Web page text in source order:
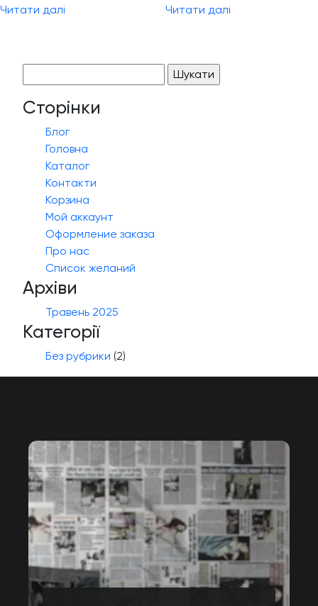
Читати далі Читати далі
Сторінки
Блог
Головна
Каталог
Контакти
Корзина
Мой аккаунт
Оформление заказа
Про нас
Список желаний
Архіви
Травень 2025
Категорії
Без рубрики (2)